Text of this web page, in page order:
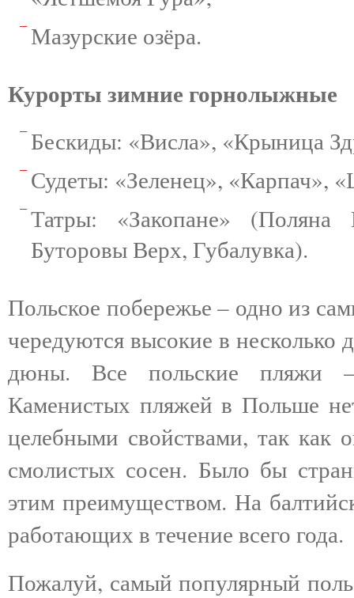
Мазурские озёра.
Курорты зимние горнолыжные
Бескиды: «Висла», «Крыница
Судеты: «Зеленец», «Карпач»,
Татры: «Закопане»
Буторовы Верх, Губалувка).
Польское побережье – одно из
чередуются высокие в несколько
дюны. Все польские пляжи
Каменистых пляжей в Польше
целебными свойствами, так как
смолистых сосен. Было бы
этим преимуществом. На
работающих в течение всего года.
Пожалуй, самый популярный